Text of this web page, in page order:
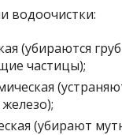
водоочистки:
(убираются
частицы);
(убирают